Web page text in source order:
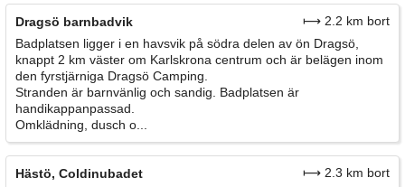
Dragsö barnbadvik
⟼ 2.2 km bort
Badplatsen ligger i en havsvik på södra delen av ön Dragsö,
knappt 2 km väster om Karlskrona centrum och är belägen inom
den fyrstjärniga Dragsö Camping.
Stranden är barnvänlig och sandig. Badplatsen är
handikappanpassad.
Omklädning, dusch o...
Hästö, Coldinubadet
⟼ 2.3 km bort